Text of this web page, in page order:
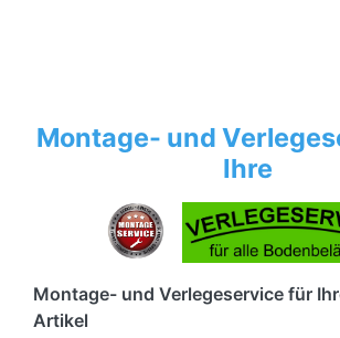
Montage- und
Ihre
Montage- und Verlegeservice für
Artikel